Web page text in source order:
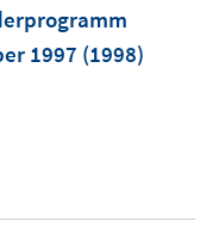
1997 (1998)